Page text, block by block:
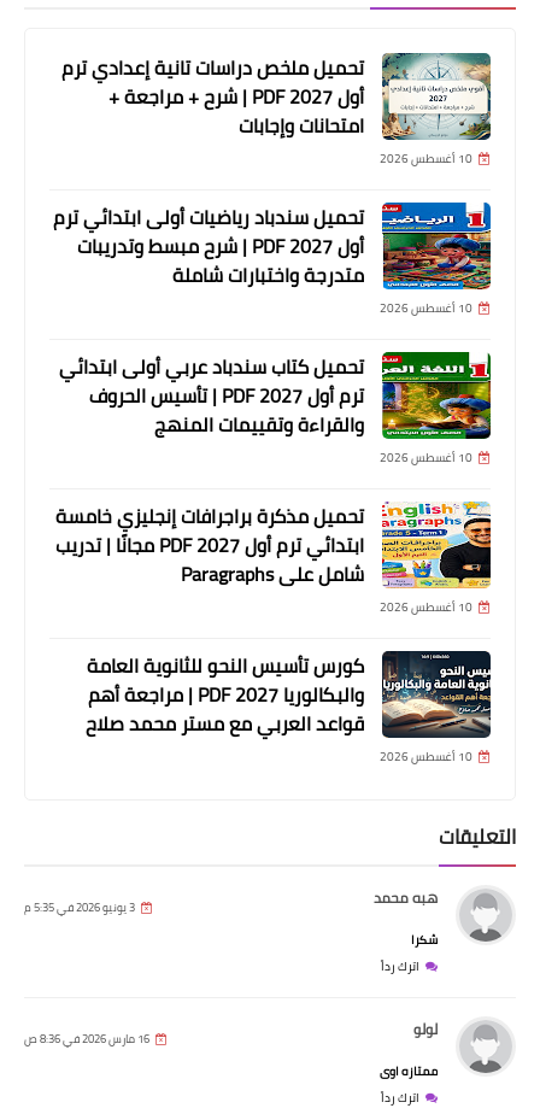
تحميل ملخص دراسات تانية إعدادي ترم
أول 2027 PDF | شرح + مراجعة +
امتحانات وإجابات
10 أغسطس 2026
تحميل سندباد رياضيات أولى ابتدائي ترم
أول 2027 PDF | شرح مبسط وتدريبات
متدرجة واختبارات شاملة
10 أغسطس 2026
تحميل كتاب سندباد عربي أولى ابتدائي
ترم أول 2027 PDF | تأسيس الحروف
والقراءة وتقييمات المنهج
10 أغسطس 2026
تحميل مذكرة براجرافات إنجليزي خامسة
ابتدائي ترم أول 2027 PDF مجانًا | تدريب
شامل على Paragraphs
10 أغسطس 2026
كورس تأسيس النحو للثانوية العامة
والبكالوريا 2027 PDF | مراجعة أهم
قواعد العربي مع مستر محمد صلاح
10 أغسطس 2026
التعليقات
هبه محمد 3 يونيو 2026 في 5:35 م
شكرا
اترك رداً
لولو 16 مارس 2026 في 8:36 ص
ممتازه اوى
اترك رداً